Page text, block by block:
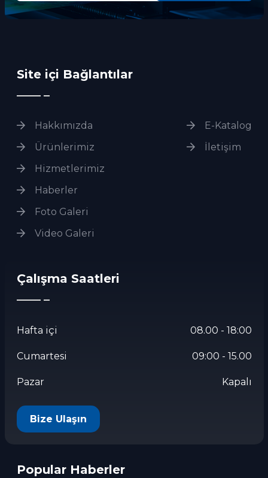
Site içi Bağlantılar
Hakkımızda
Ürünlerimiz
Hizmetlerimiz
Haberler
Foto Galeri
Video Galeri
E-Katalog
İletişim
Çalışma Saatleri
Hafta içi 08.00 - 18:00
Cumartesi 09:00 - 15.00
Pazar Kapalı
Bize Ulaşın
Popular Haberler